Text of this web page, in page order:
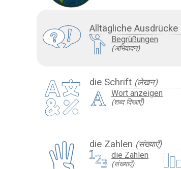
Alltägliche Ausdrücke
Begrüßungen
(अभिवादन)
die Schrift (लेखन)
Wort anzeigen
(शब्द दिखाएँ)
die Zahlen (संख्याएँ)
die Zahlen
(संख्याएँ)